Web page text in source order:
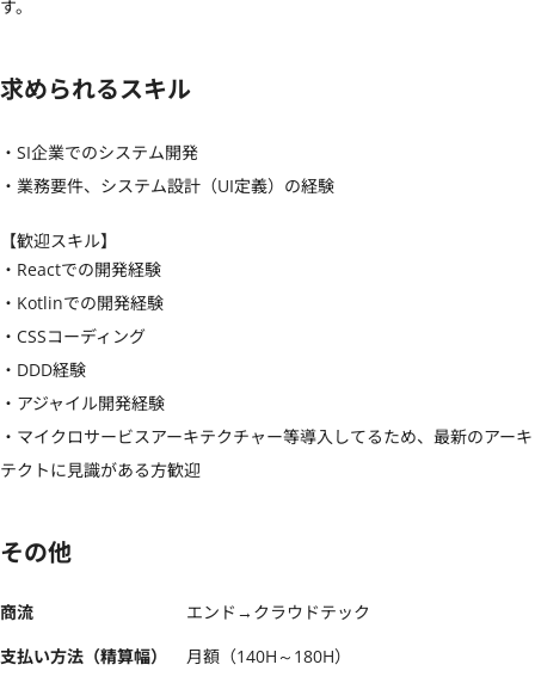
す。
求められるスキル
・SI企業でのシステム開発
・業務要件、システム設計（UI定義）の経験
【歓迎スキル】
・Reactでの開発経験
・Kotlinでの開発経験
・CSSコーディング
・DDD経験
・アジャイル開発経験
・マイクロサービスアーキテクチャー等導入してるため、最新のアーキ
テクトに見識がある方歓迎
その他
商流
エンド→クラウドテック
支払い方法（精算幅）
月額（140H～180H）